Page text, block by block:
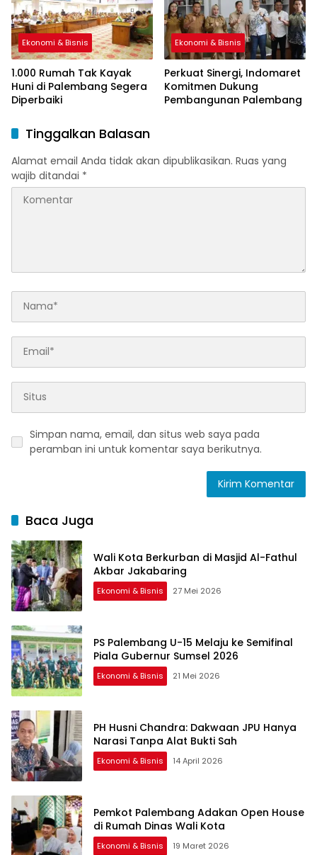
Ekonomi & Bisnis
1.000 Rumah Tak Kayak
Huni di Palembang Segera
Diperbaiki
Ekonomi & Bisnis
Perkuat Sinergi, Indomaret
Komitmen Dukung
Pembangunan Palembang
Tinggalkan Balasan
Alamat email Anda tidak akan dipublikasikan. Ruas yang
wajib ditandai *
Simpan nama, email, dan situs web saya pada
peramban ini untuk komentar saya berikutnya.
Baca Juga
Wali Kota Berkurban di Masjid Al-Fathul
Akbar Jakabaring
Ekonomi & Bisnis 27 Mei 2026
PS Palembang U-15 Melaju ke Semifinal
Piala Gubernur Sumsel 2026
Ekonomi & Bisnis 21 Mei 2026
PH Husni Chandra: Dakwaan JPU Hanya
Narasi Tanpa Alat Bukti Sah
Ekonomi & Bisnis 14 April 2026
Pemkot Palembang Adakan Open House
di Rumah Dinas Wali Kota
Ekonomi & Bisnis 19 Maret 2026